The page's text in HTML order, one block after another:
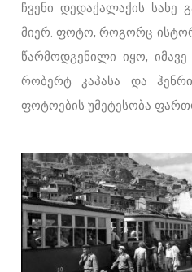
ჩვენი დედაქალაქის სახე
მიერ. ფოტო, როგორც
წარმოდგენილი იყო,
რობერტ კაპასა და
ფოტოების უმეტესობა